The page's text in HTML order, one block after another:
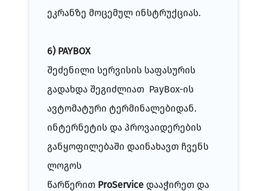
ეკრანზე მოცემულ ინსტრუქციას.
6) PAYBOX
შეძენილი სერვისის საფასურის
გადახდა შეგიძლიათ PayBox-ის
ავტომატური ტერმინალებიდან.
ინტერნეტის და პროვაიდერების
განყოფილებაში დაინახავთ ჩვენს
ლოგოს
წარწერით ProService დააჭირეთ და